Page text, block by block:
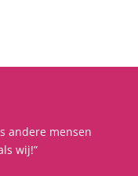
andere mensen
wij!”